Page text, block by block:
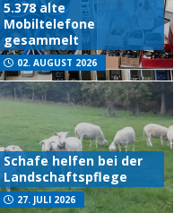
5.378 alte
Mobiltelefone
gesammelt
02. AUGUST 2026
Schafe helfen bei der
Landschaftspflege
27. JULI 2026